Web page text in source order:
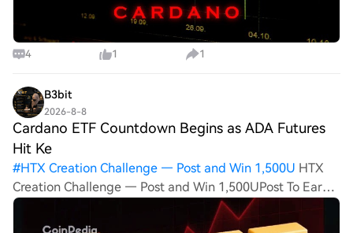
4 1 1
B3bit
2026-8-8
Cardano ETF Countdown Begins as ADA Futures
Hit Ke
#HTX Creation Challenge — Post and Win 1,500U HTX
Creation Challenge — Post and Win 1,500UPost To Earn
Bonus Cardano ETF Countdown Begins as ADA Futures
Hit Key SEC Milestone Cardano’s ADA is entering a key